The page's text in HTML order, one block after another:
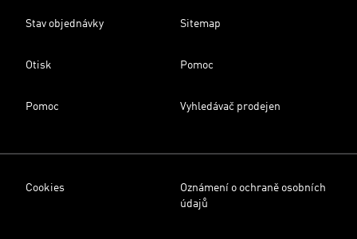
Stav objednávky Sitemap
Otisk Pomoc
Pomoc Vyhledávač prodejen
Cookies
Oznámení o ochraně osobních
údajů